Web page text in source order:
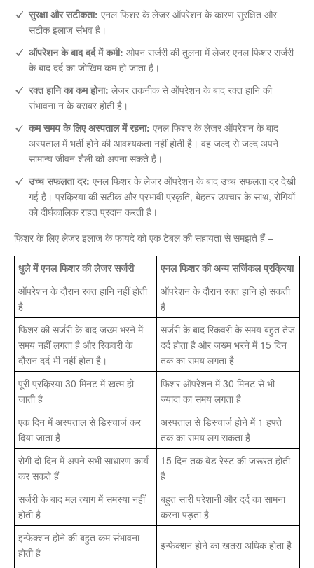
सुरक्षा और सटीकता: एनल फिशर के लेजर ऑपरेशन के कारण सुरक्षित और
सटीक इलाज संभव है।
ऑपरेशन के बाद दर्द में कमी: ओपन सर्जरी की तुलना में लेजर एनल फिशर सर्जरी
के बाद दर्द का जोखिम कम हो जाता है।
रक्त हानि का कम होना: लेजर तकनीक से ऑपरेशन के बाद रक्त हानि की
संभावना न के बराबर होती है।
कम समय के लिए अस्पताल में रहना: एनल फिशर के लेजर ऑपरेशन के बाद
अस्पताल में भर्ती होने की आवश्यकता नहीं होती है। वह जल्द से जल्द अपने
सामान्य जीवन शैली को अपना सकते हैं।
उच्च सफलता दर: एनल फिशर के लेजर ऑपरेशन के बाद उच्च सफलता दर देखी
गई है। प्रक्रिया की सटीक और प्रभावी प्रकृति, बेहतर उपचार के साथ, रोगियों
को दीर्घकालिक राहत प्रदान करती है।
फिशर के लिए लेजर इलाज के फायदे को एक टेबल की सहायता से समझते हैं –
धुले में एनल फिशर की लेजर सर्जरी
एनल फिशर की अन्य सर्जिकल प्रक्रिया
ऑपरेशन के दौरान रक्त हानि नहीं होती
है
ऑपरेशन के दौरान रक्त हानि हो सकती
है
फिशर की सर्जरी के बाद जख्म भरने में
समय नहीं लगता है और रिकवरी के
दौरान दर्द भी नहीं होता है।
सर्जरी के बाद रिकवरी के समय बहुत तेज
दर्द होता है और जख्म भरने में 15 दिन
तक का समय लगता है
पूरी प्रक्रिया 30 मिनट में खत्म हो
जाती है
फिशर ऑपरेशन में 30 मिनट से भी
ज्यादा का समय लगता है
एक दिन में अस्पताल से डिस्चार्ज कर
दिया जाता है
अस्पताल से डिस्चार्ज होने में 1 हफ्ते
तक का समय लग सकता है
रोगी दो दिन में अपने सभी साधारण कार्य
कर सकते हैं
15 दिन तक बेड रेस्ट की जरूरत होती
है
सर्जरी के बाद मल त्याग में समस्या नहीं
होती है
बहुत सारी परेशानी और दर्द का सामना
करना पड़ता है
इन्फेक्शन होने की बहुत कम संभावना
होती है
इन्फेक्शन होने का खतरा अधिक होता है